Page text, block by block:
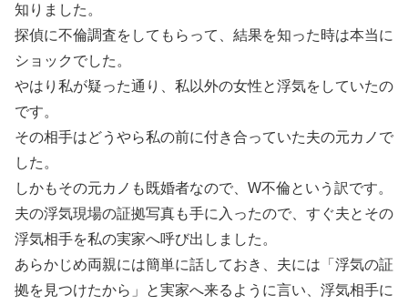
知りました。
探偵に不倫調査をしてもらって、結果を知った時は本当に
ショックでした。
やはり私が疑った通り、私以外の女性と浮気をしていたの
です。
その相手はどうやら私の前に付き合っていた夫の元カノで
した。
しかもその元カノも既婚者なので、W不倫という訳です。
夫の浮気現場の証拠写真も手に入ったので、すぐ夫とその
浮気相手を私の実家へ呼び出しました。
あらかじめ両親には簡単に話しておき、夫には「浮気の証
拠を見つけたから」と実家へ来るように言い、浮気相手に